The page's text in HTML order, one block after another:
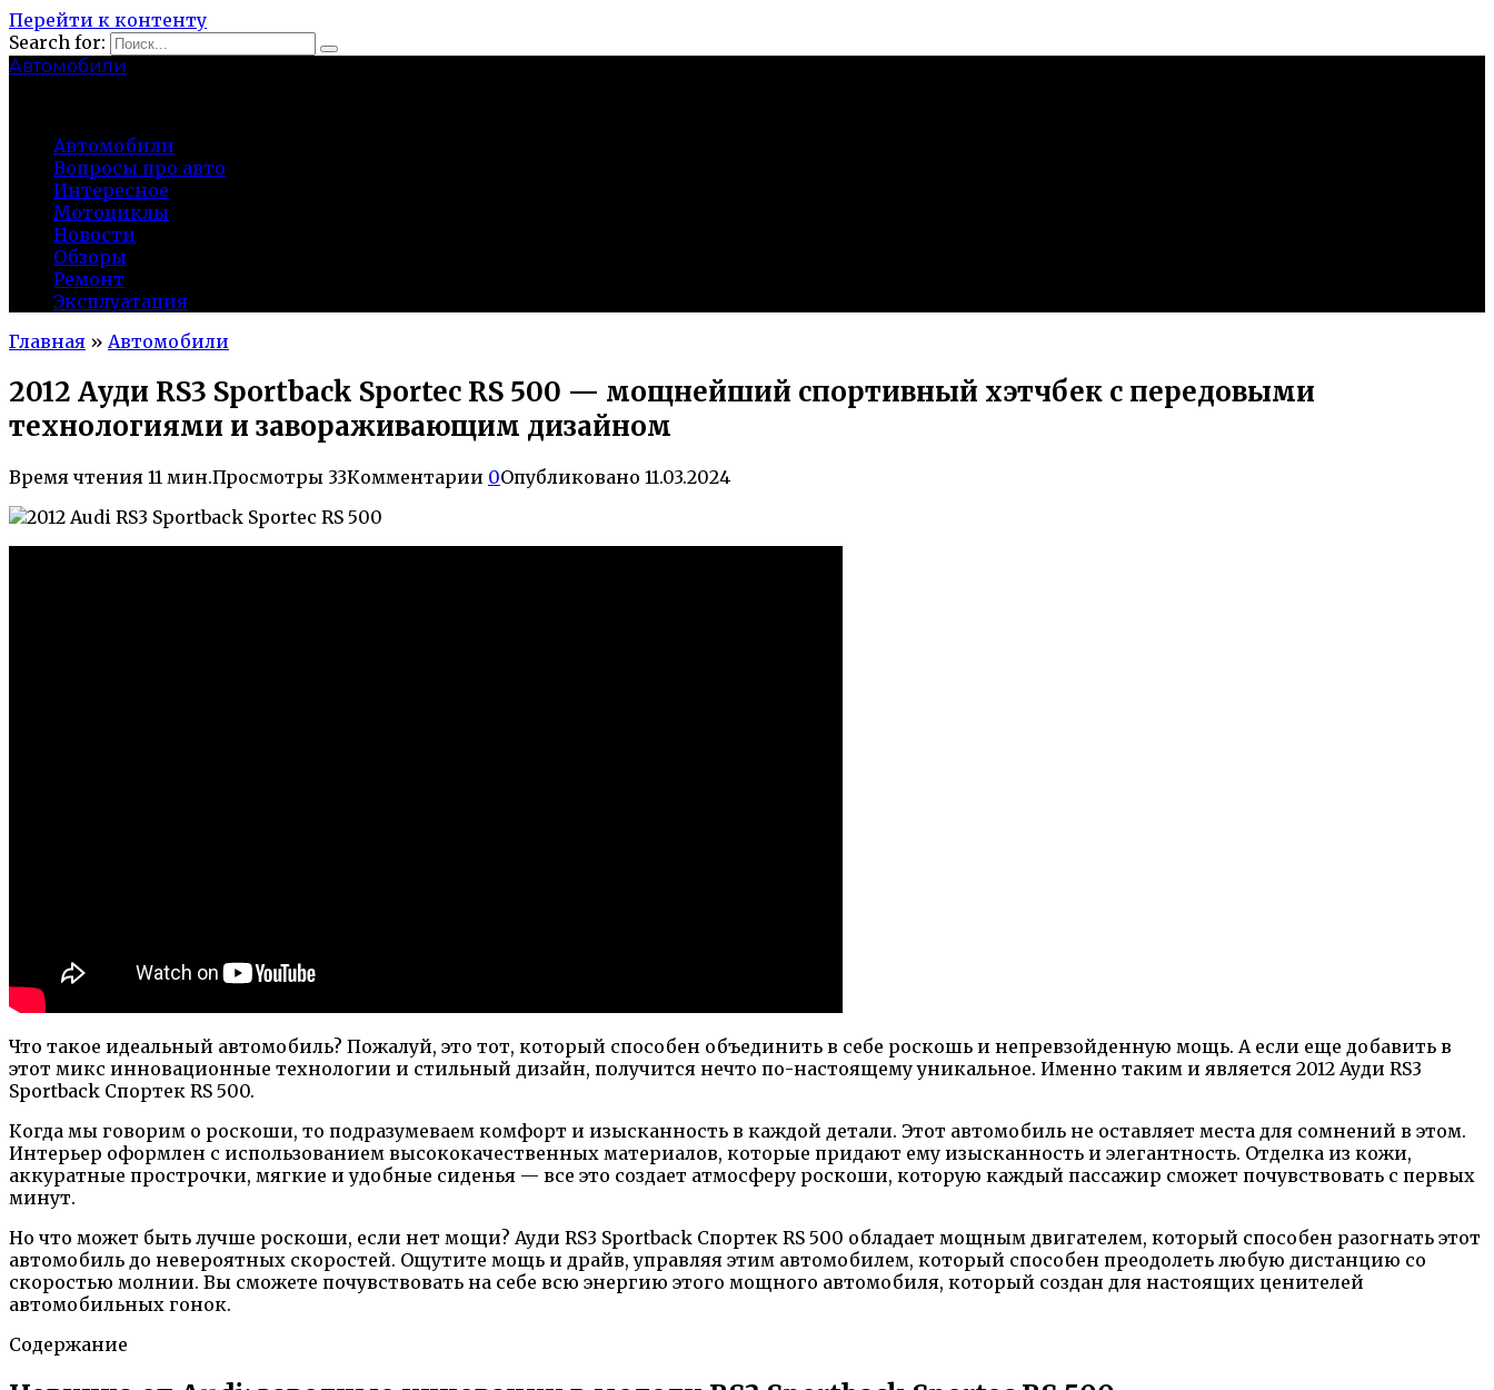
Перейти к контенту
Search for:
Автомобили
Автомобили
Вопросы про авто
Интересное
Мотоциклы
Новости
Обзоры
Ремонт
Эксплуатация
Главная » Автомобили
2012 Ауди RS3 Sportback Sportec RS 500 — мощнейший спортивный хэтчбек с передовыми
технологиями и завораживающим дизайном
Время чтения 11 мин.Просмотры 33Комментарии 0Опубликовано 11.03.2024
Что такое идеальный автомобиль? Пожалуй, это тот, который способен объединить в себе роскошь и непревзойденную мощь. А если еще добавить в
этот микс инновационные технологии и стильный дизайн, получится нечто по-настоящему уникальное. Именно таким и является 2012 Ауди RS3
Sportback Спортек RS 500.
Когда мы говорим о роскоши, то подразумеваем комфорт и изысканность в каждой детали. Этот автомобиль не оставляет места для сомнений в этом.
Интерьер оформлен с использованием высококачественных материалов, которые придают ему изысканность и элегантность. Отделка из кожи,
аккуратные прострочки, мягкие и удобные сиденья — все это создает атмосферу роскоши, которую каждый пассажир сможет почувствовать с первых
минут.
Но что может быть лучше роскоши, если нет мощи? Ауди RS3 Sportback Спортек RS 500 обладает мощным двигателем, который способен разогнать этот
автомобиль до невероятных скоростей. Ощутите мощь и драйв, управляя этим автомобилем, который способен преодолеть любую дистанцию со
скоростью молнии. Вы сможете почувствовать на себе всю энергию этого мощного автомобиля, который создан для настоящих ценителей
автомобильных гонок.
Содержание